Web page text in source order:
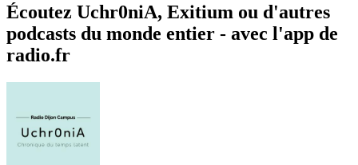
Écoutez Uchr0niA, Exitium ou d'autres
podcasts du monde entier - avec l'app de
radio.fr